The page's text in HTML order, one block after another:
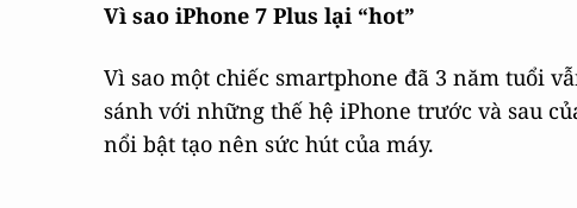
Vì sao iPhone 7 Plus lại “hot”
Vì sao một chiếc smartphone đã 3 năm tuổi
sánh với những thế hệ iPhone trước và sau
nổi bật tạo nên sức hút của máy.